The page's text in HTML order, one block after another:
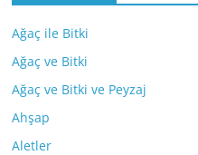
Ağaç ile Bitki
Ağaç ve Bitki
Ağaç ve Bitki ve Peyzaj
Ahşap
Aletler